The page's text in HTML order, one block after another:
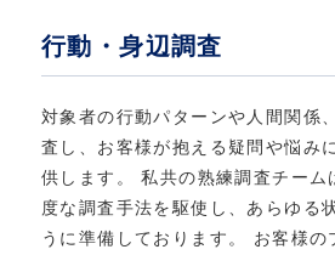
善について
の他の規範を遵守するとともに
内容を適宜見直し、継続的な
6. お問い合わせ
行動・身辺調査
対象者の行動パターンや人間関係
査し、お客様が抱える疑問や悩み
供します。 私共の熟練調査チーム
度な調査手法を駆使し、あらゆる
うに準備しております。 お客様の